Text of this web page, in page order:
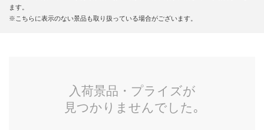
ます。
※こちらに表示のない景品も取り扱っている場合がございます。